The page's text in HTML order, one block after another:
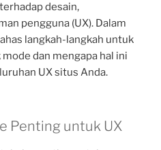
desain,
pengguna (UX). Dalam
langkah-langkah untuk
dan mengapa hal ini
UX situs Anda.
Penting untuk UX